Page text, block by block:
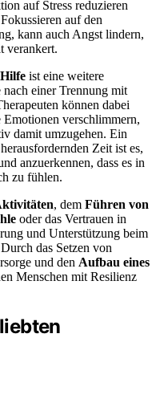
auf Stress reduzieren
auf den
kann auch Angst lindern,
verankert.
ist eine weitere
einer Trennung mit
können dabei
Emotionen verschlimmern,
damit umzugehen. Ein
Zeit ist es,
anzuerkennen, dass es in
zu fühlen.
, dem Führen von
oder das Vertrauen in
und Unterstützung beim
das Setzen von
und den Aufbau eines
Menschen mit Resilienz